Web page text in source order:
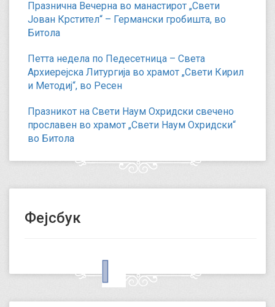
Празнична Вечерна во манастирот „Свети
Јован Крстител“ – Германски гробишта, во
Битола
Петта недела по Педесетница – Света
Архиерејска Литургија во храмот „Свети Кирил
и Методиј“, во Ресен
Празникот на Свети Наум Охридски свечено
прославен во храмот „Свети Наум Охридски“
во Битола
Фејсбук